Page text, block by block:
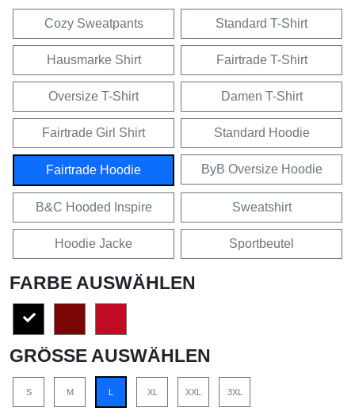
Cozy Sweatpants Standard T-Shirt
Hausmarke Shirt Fairtrade T-Shirt
Oversize T-Shirt Damen T-Shirt
Fairtrade Girl Shirt Standard Hoodie
Fairtrade Hoodie ByB Oversize Hoodie
B&C Hooded Inspire Sweatshirt
Hoodie Jacke Sportbeutel
FARBE AUSWÄHLEN
GRÖSSE AUSWÄHLEN
S M L XL XXL 3XL